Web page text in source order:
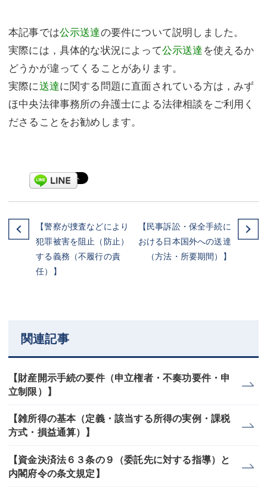
本記事では公示送達の要件について説明しました。
実際には，具体的な状況によって公示送達を使えるか
どうかが違ってくることがあります。
実際に送達に関する問題に直面されている方は，みず
ほ中央法律事務所の弁護士による法律相談をご利用く
ださることをお勧めします。
【警察が捜査などにより
犯罪被害を阻止（防止）
する義務（不履行の責
任）】
【民事訴訟・保全手続に
おける日本国外への送達
（方法・所要期間）】
関連記事
【財産開示手続の要件（申立権者・不奏功要件・申
立制限）】
【雑所得の基本（定義・該当する所得の実例・課税
方式・損益通算）】
【資金決済法６３条の９（委託先に対する指導）と
内閣府令の条文規定】